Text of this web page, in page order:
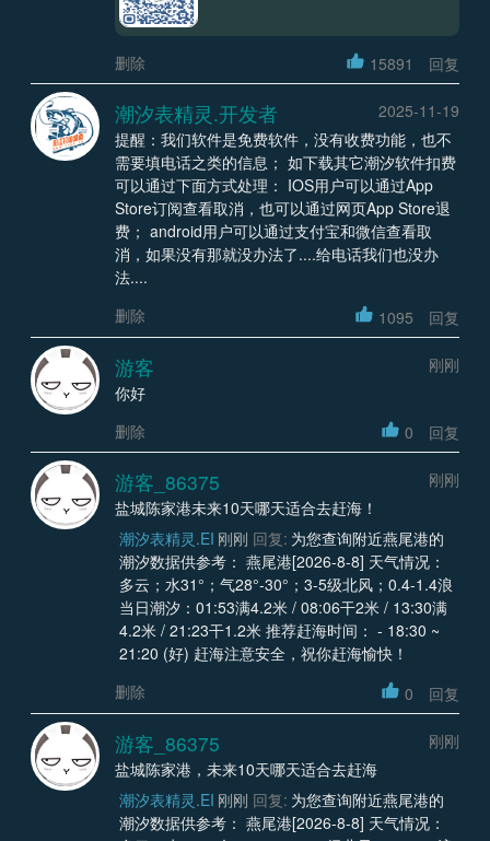
删除 15891 回复
潮汐表精灵.开发者
2025-11-19
提醒：我们软件是免费软件，没有收费功能，也不
需要填电话之类的信息； 如下载其它潮汐软件扣费
可以通过下面方式处理： IOS用户可以通过App
Store订阅查看取消，也可以通过网页App Store退
费； android用户可以通过支付宝和微信查看取
消，如果没有那就没办法了....给电话我们也没办
法....
删除
1095 回复
游客
刚刚
你好
删除
0 回复
游客_86375
刚刚
盐城陈家港未来10天哪天适合去赶海！
潮汐表精灵.EI 刚刚 回复: 为您查询附近燕尾港的
潮汐数据供参考： 燕尾港[2026-8-8] 天气情况：
多云；水31°；气28°-30°；3-5级北风；0.4-1.4浪
当日潮汐：01:53满4.2米 / 08:06干2米 / 13:30满
4.2米 / 21:23干1.2米 推荐赶海时间： - 18:30 ~
21:20 (好) 赶海注意安全，祝你赶海愉快！
删除
0 回复
游客_86375
刚刚
盐城陈家港，未来10天哪天适合去赶海
潮汐表精灵.EI 刚刚 回复: 为您查询附近燕尾港的
潮汐数据供参考： 燕尾港[2026-8-8] 天气情况：